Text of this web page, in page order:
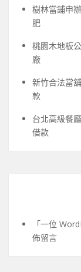
樹林當鋪申
肥
桃園木地板
廠
新竹合法當
款
台北高級餐
借款
「一位
佈留言